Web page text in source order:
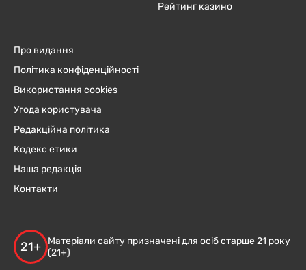
Рейтинг казино
Про видання
Політика конфіденційності
Використання cookies
Угода користувача
Редакційна політика
Кодекс етики
Наша редакція
Контакти
21+
Матеріали сайту призначені для осіб старше 21 року
(21+)